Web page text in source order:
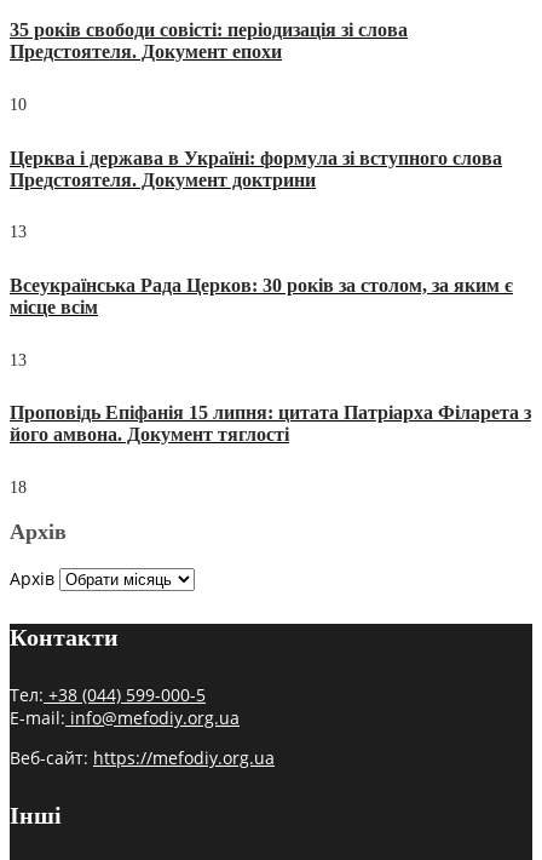
35 років свободи совісті: періодизація зі слова
Предстоятеля. Документ епохи
10
Церква і держава в Україні: формула зі вступного слова
Предстоятеля. Документ доктрини
13
Всеукраїнська Рада Церков: 30 років за столом, за яким є
місце всім
13
Проповідь Епіфанія 15 липня: цитата Патріарха Філарета з
його амвона. Документ тяглості
18
Архів
Архів
Контакти
Тел: +38 (044) 599-000-5
E-mail: info@mefodiy.org.ua
Веб-сайт: https://mefodiy.org.ua
Інші